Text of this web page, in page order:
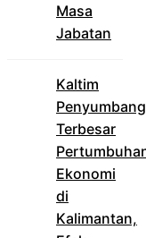
Masa
Jabatan
Kaltim
Penyumbang
Terbesar
Ekonomi
di
Kalimantan,